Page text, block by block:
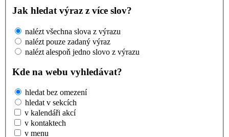
Jak hledat výraz z více slov?
nalézt všechna slova z výrazu
nalézt pouze zadaný výraz
nalézt alespoň jedno slovo z výrazu
Kde na webu vyhledávat?
hledat bez omezení
hledat v sekcích
v kalendáři akcí
v kontaktech
v menu